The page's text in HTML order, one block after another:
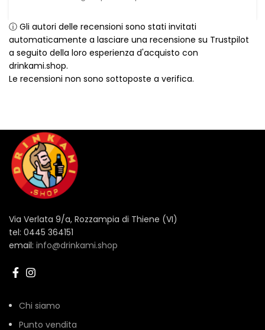
ⓘ Gli autori delle recensioni sono stati invitati
automaticamente a lasciare una recensione su Trustpilot
a seguito della loro esperienza d'acquisto con
drinkami.shop.
Le recensioni non sono sottoposte a verifica.
Via Verlata 9/a, Rozzampia di Thiene (VI)
tel: 0445 364151
email: info@drinkami.shop
Chi siamo
Punto vendita